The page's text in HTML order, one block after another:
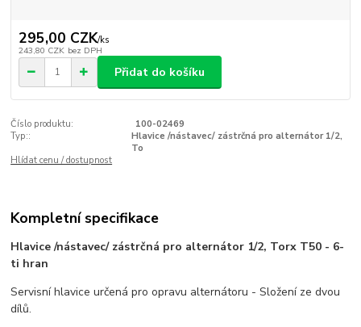
295,00 CZK/ks
243,80 CZK bez DPH
Přidat do košíku
Číslo produktu:
100-02469
Typ::
Hlavice /nástavec/ zástrčná pro alternátor 1/2,
To
Hlídat cenu / dostupnost
Kompletní specifikace
Hlavice /nástavec/ zástrčná pro alternátor 1/2, Torx T50 - 6-
ti hran
Servisní hlavice určená pro opravu alternátoru - Složení ze dvou
dílů.